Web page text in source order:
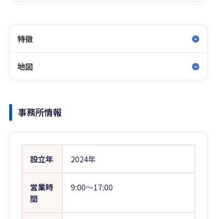
特徴
地図
事務所情報
設立年 2024年
営業時
間
9:00〜17:00